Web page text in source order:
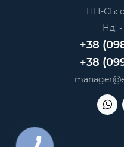
ПН-СБ: с
Нд: -
+38
+38
КНОПКА